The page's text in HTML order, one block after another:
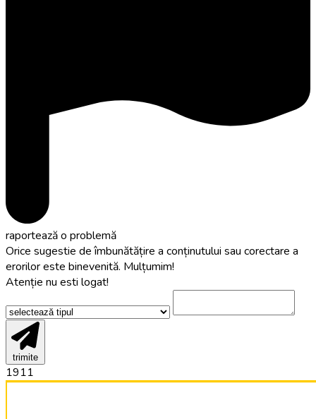
raportează o problemă
Orice sugestie de îmbunătățire a conținutului sau corectare a
erorilor este binevenită. Mulțumim!
Atenție nu esti logat!
trimite
1911